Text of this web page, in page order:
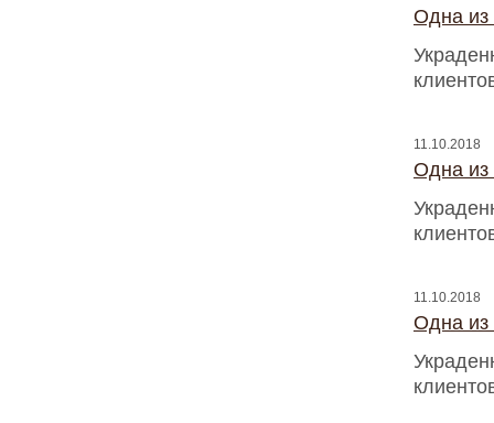
Одна из
11.10.2018
Одна из
11.10.2018
Одна из